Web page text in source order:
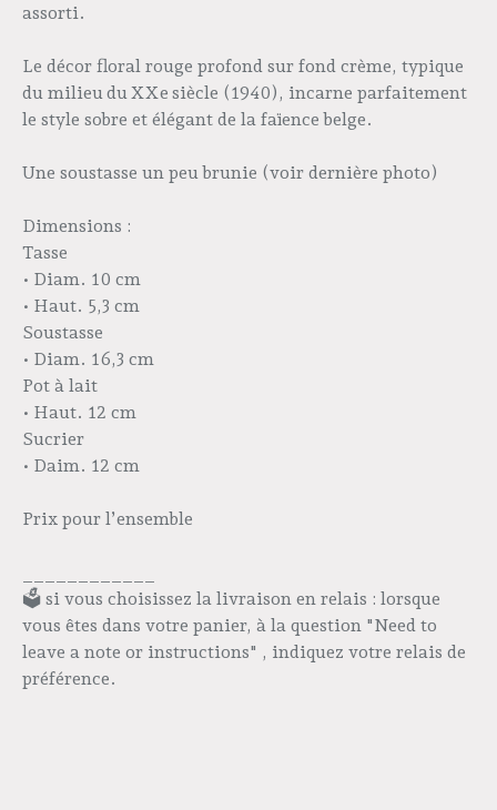
assorti.
Le décor floral rouge profond sur fond crème, typique
du milieu du XXe siècle (1940), incarne parfaitement
le style sobre et élégant de la faïence belge.
Une soustasse un peu brunie (voir dernière photo)
Dimensions :
Tasse
• Diam. 10 cm
• Haut. 5,3 cm
Soustasse
• Diam. 16,3 cm
Pot à lait
• Haut. 12 cm
Sucrier
• Daim. 12 cm
Prix pour l’ensemble
🗳️ si vous choisissez la livraison en relais : lorsque
vous êtes dans votre panier, à la question "Need to
leave a note or instructions" , indiquez votre relais de
préférence.